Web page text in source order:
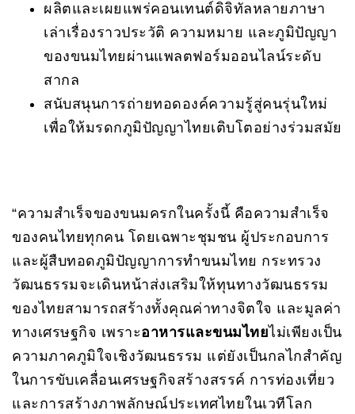
ผลิตและเผยแพร่คอนเทนต์ดิจิทัลหลายภาษา
เล่าเรื่องราวประวัติ ความหมาย และภูมิปัญญา
ของขนมไทยผ่านแพลตฟอร์มออนไลน์ระดับ
สากล
สนับสนุนการถ่ายทอดองค์ความรู้สู่คนรุ่นใหม่
เพื่อให้มรดกภูมิปัญญาไทยเติบโตอย่างร่วมสมัย
“ความสำเร็จของขนมครกในครั้งนี้ คือความสำเร็จ
ของคนไทยทุกคน โดยเฉพาะชุมชน ผู้ประกอบการ
และผู้สืบทอดภูมิปัญญาการทำขนมไทย กระทรวง
วัฒนธรรมจะเดินหน้าส่งเสริมให้ทุนทางวัฒนธรรม
ของไทยสามารถสร้างทั้งคุณค่าทางจิตใจ และมูลค่า
ทางเศรษฐกิจ เพราะอาหารและขนมไทยไม่เพียงเป็น
ความภาคภูมิใจเชิงวัฒนธรรม แต่ยังเป็นกลไกสำคัญ
ในการขับเคลื่อนเศรษฐกิจสร้างสรรค์ การท่องเที่ยว
และการสร้างภาพลักษณ์ประเทศไทยในเวทีโลก